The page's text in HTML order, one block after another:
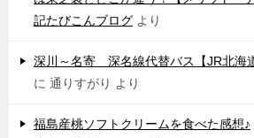
記たびこんブログ より
深川～名寄 深名線代替バス【JR北海
に 通りすがり より
福島産桃ソフトクリームを食べた感想♪